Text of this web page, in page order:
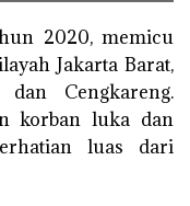
2020, memicu
Jakarta Barat,
Cengkareng.
korban luka dan
luas dari